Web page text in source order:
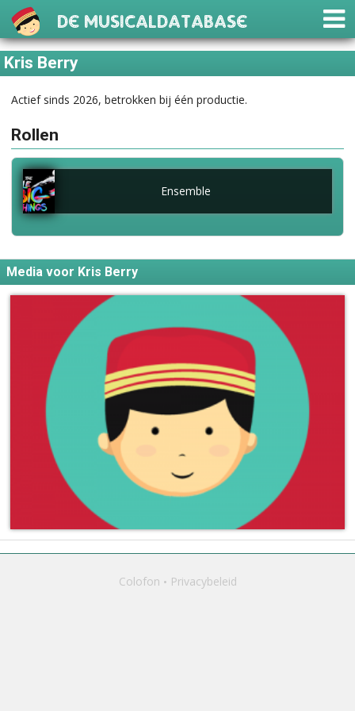
De Musicaldatabase
Kris Berry
Actief sinds 2026, betrokken bij één productie.
Rollen
Ensemble
Media voor Kris Berry
Colofon Privacybeleid